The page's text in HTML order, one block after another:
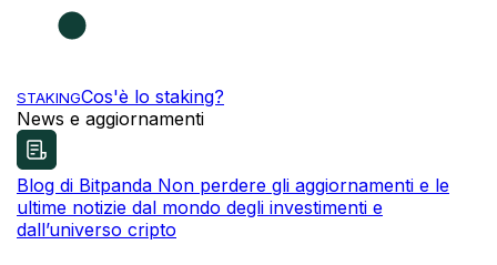
STAKINGCos'è lo staking?
News e aggiornamenti
Blog di Bitpanda Non perdere gli aggiornamenti e le
ultime notizie dal mondo degli investimenti e
dall’universo cripto